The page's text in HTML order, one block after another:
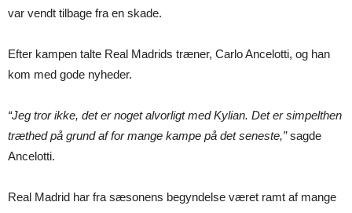
var vendt tilbage fra en skade.
Efter kampen talte Real Madrids træner, Carlo Ancelotti, og han
kom med gode nyheder.
“Jeg tror ikke, det er noget alvorligt med Kylian. Det er simpelthen
træthed på grund af for mange kampe på det seneste,”sagde
Ancelotti.
Real Madrid har fra sæsonens begyndelse været ramt af mange